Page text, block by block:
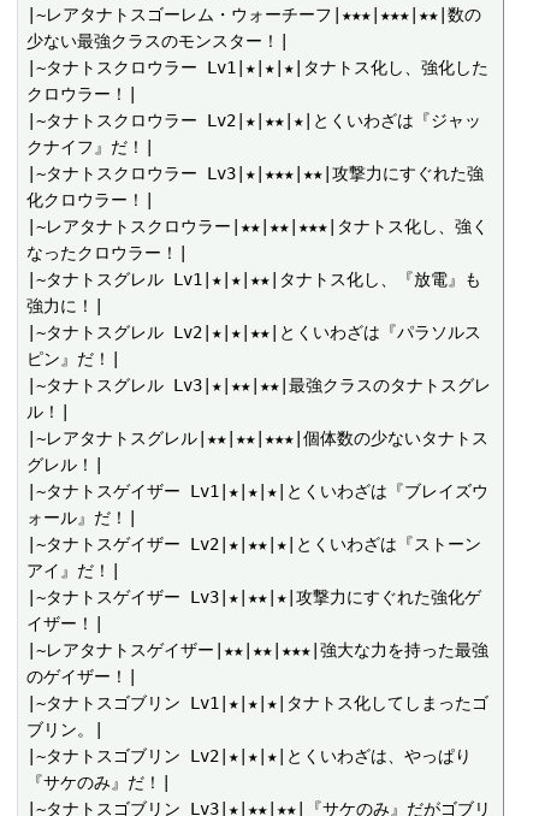
|~レアタナトスゴーレム・ウォーチーフ|★★★|★★★|★★|数の
少ない最強クラスのモンスター！|
|~タナトスクロウラー Lv1|★|★|★|タナトス化し、強化した
クロウラー！|
|~タナトスクロウラー Lv2|★|★★|★|とくいわざは『ジャッ
クナイフ』だ！|
|~タナトスクロウラー Lv3|★|★★★|★★|攻撃力にすぐれた強
化クロウラー！|
|~レアタナトスクロウラー|★★|★★|★★★|タナトス化し、強く
なったクロウラー！|
|~タナトスグレル Lv1|★|★|★★|タナトス化し、『放電』も
強力に！|
|~タナトスグレル Lv2|★|★|★★|とくいわざは『パラソルス
ピン』だ！|
|~タナトスグレル Lv3|★|★★|★★|最強クラスのタナトスグレ
ル！|
|~レアタナトスグレル|★★|★★|★★★|個体数の少ないタナトス
グレル！|
|~タナトスゲイザー Lv1|★|★|★|とくいわざは『ブレイズウ
ォール』だ！|
|~タナトスゲイザー Lv2|★|★★|★|とくいわざは『ストーン
アイ』だ！|
|~タナトスゲイザー Lv3|★|★★|★|攻撃力にすぐれた強化ゲ
イザー！|
|~レアタナトスゲイザー|★★|★★|★★★|強大な力を持った最強
のゲイザー！|
|~タナトスゴブリン Lv1|★|★|★|タナトス化してしまったゴ
ブリン。|
|~タナトスゴブリン Lv2|★|★|★|とくいわざは、やっぱり
『サケのみ』だ！|
|~タナトスゴブリン Lv3|★|★★|★★|『サケのみ』だがゴブリ